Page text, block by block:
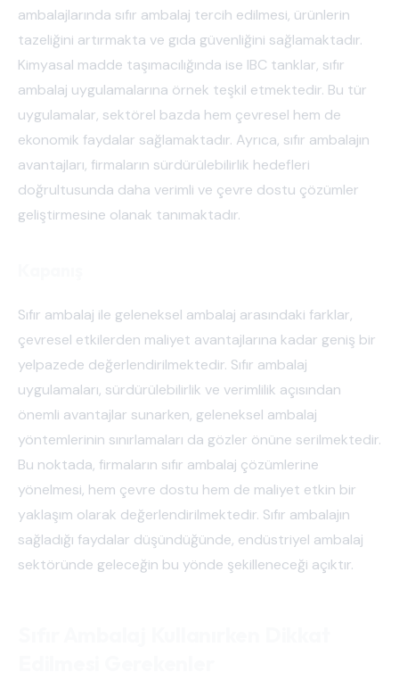
ambalajlarında sıfır ambalaj tercih edilmesi, ürünlerin
tazeliğini artırmakta ve gıda güvenliğini sağlamaktadır.
Kimyasal madde taşımacılığında ise IBC tanklar, sıfır
ambalaj uygulamalarına örnek teşkil etmektedir. Bu tür
uygulamalar, sektörel bazda hem çevresel hem de
ekonomik faydalar sağlamaktadır. Ayrıca, sıfır ambalajın
avantajları, firmaların sürdürülebilirlik hedefleri
doğrultusunda daha verimli ve çevre dostu çözümler
geliştirmesine olanak tanımaktadır.
Sıfır ambalaj ile geleneksel ambalaj arasındaki farklar,
çevresel etkilerden maliyet avantajlarına kadar geniş bir
yelpazede değerlendirilmektedir. Sıfır ambalaj
uygulamaları, sürdürülebilirlik ve verimlilik açısından
önemli avantajlar sunarken, geleneksel ambalaj
yöntemlerinin sınırlamaları da gözler önüne serilmektedir.
Bu noktada, firmaların sıfır ambalaj çözümlerine
yönelmesi, hem çevre dostu hem de maliyet etkin bir
yaklaşım olarak değerlendirilmektedir. Sıfır ambalajın
sağladığı faydalar düşündüğünde, endüstriyel ambalaj
sektöründe geleceğin bu yönde şekilleneceği açıktır.